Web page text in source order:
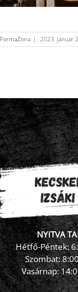
FormaZona | 2023. január
NYITVA
Hétfő-Péntek:
Szombat:
Vasárnap: